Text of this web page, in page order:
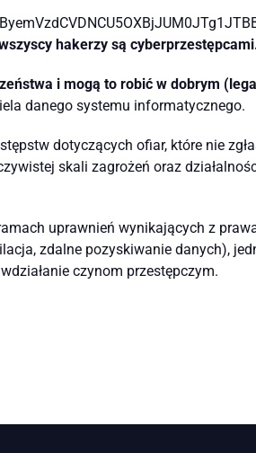
hakerzy są
i mogą to robić w dobrym
danego systemu informatycznego.
dotyczących ofiar, które nie
skali zagrożeń oraz
uprawnień wynikających z
zdalne pozyskiwanie danych),
czynom przestępczym.